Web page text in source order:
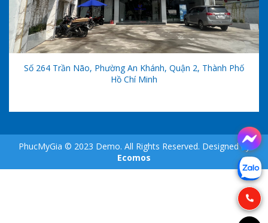
Số 264 Trần Não, Phường An Khánh, Quận 2, Thành Phố
Hồ Chí Minh
PhucMyGia © 2023 Demo. All Rights Reserved. Designed by
Ecomos